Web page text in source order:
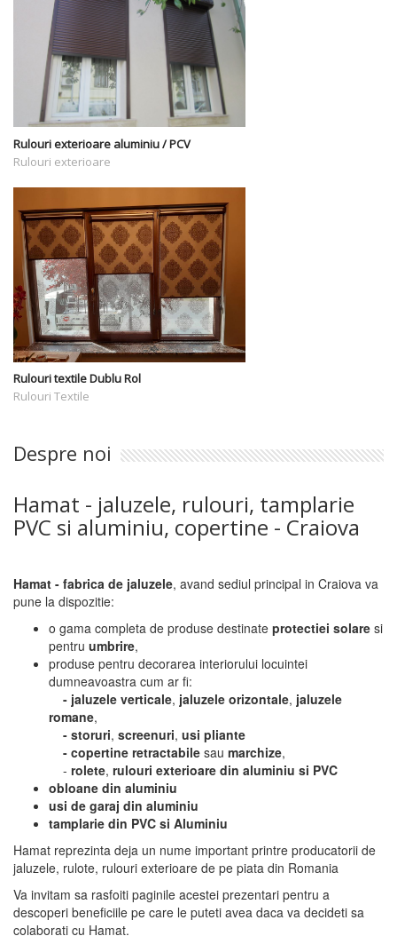
Rulouri exterioare aluminiu / PCV
Rulouri exterioare
Rulouri textile Dublu Rol
Rulouri Textile
Despre noi
Hamat - jaluzele, rulouri, tamplarie
PVC si aluminiu, copertine - Craiova
Hamat - fabrica de jaluzele, avand sediul principal in Craiova va
pune la dispozitie:
o gama completa de produse destinate protectiei solare si
pentru umbrire,
produse pentru decorarea interiorului locuintei
dumneavoastra cum ar fi:
- jaluzele verticale, jaluzele orizontale, jaluzele
romane,
- storuri, screenuri, usi pliante
- copertine retractabile sau marchize,
- rolete, rulouri exterioare din aluminiu si PVC
obloane din aluminiu
usi de garaj din aluminiu
tamplarie din PVC si Aluminiu
Hamat reprezinta deja un nume important printre producatorii de
jaluzele, rulote, rulouri exterioare de pe piata din Romania
Va invitam sa rasfoiti paginile acestei prezentari pentru a
descoperi beneficiile pe care le puteti avea daca va decideti sa
colaborati cu Hamat.